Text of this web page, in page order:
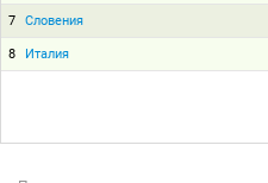
7 Словения
8 Италия